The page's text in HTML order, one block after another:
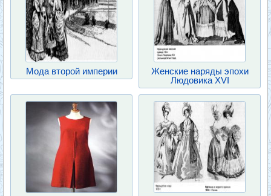
Мода второй империи
Женские наряды эпохи
Людовика XVI